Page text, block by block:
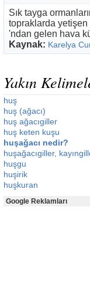
Sık tayga
topraklarda yetişen
'ndan gelen hava
Kaynak: Karelya
Yakın
huş
huş (ağacı)
huş ağacıgiller
huş keten kuşu
huşağacı nedir?
huşağacıgiller,
huşgu
huşirik
huşkuran
Google Reklamları